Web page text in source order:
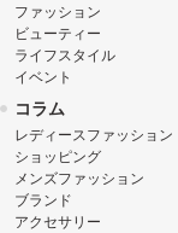
ファッション
ビューティー
ライフスタイル
イベント
コラム
レディースファッション
ショッピング
メンズファッション
ブランド
アクセサリー